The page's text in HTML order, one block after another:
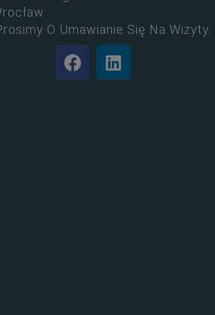
O Umawianie Się Na Wizyty.